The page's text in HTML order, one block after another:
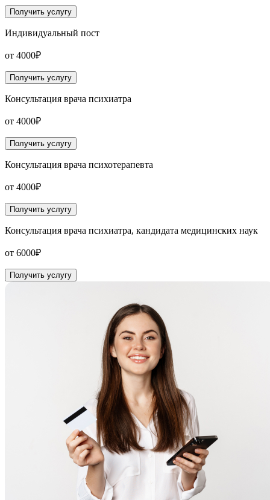
Получить услугу
Индивидуальный пост
от 4000₽
Получить услугу
Консультация врача психиатра
от 4000₽
Получить услугу
Консультация врача психотерапевта
от 4000₽
Получить услугу
Консультация врача психиатра, кандидата медицинских наук
от 6000₽
Получить услугу